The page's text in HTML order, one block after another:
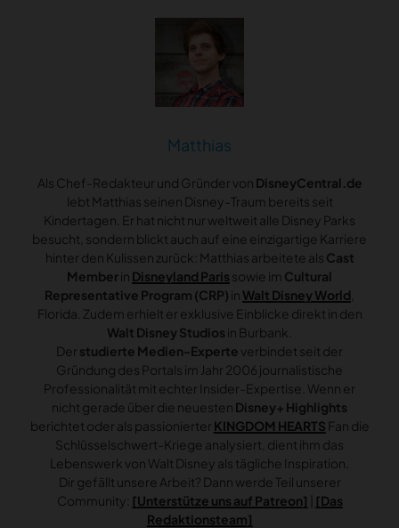
Matthias
Als Chef-Redakteur und Gründer von DisneyCentral.de
lebt Matthias seinen Disney-Traum bereits seit
Kindertagen. Er hat nicht nur weltweit alle Disney Parks
besucht, sondern blickt auch auf eine einzigartige Karriere
hinter den Kulissen zurück: Matthias arbeitete als Cast
Memberin Disneyland Paris sowie im Cultural
Representative Program (CRP) in Walt Disney World
Florida. Zudem erhielt er exklusive Einblicke direkt in den
Walt Disney Studios in Burbank.
Der studierte Medien-Experte verbindet seit der
Gründung des Portals im Jahr 2006 journalistische
Professionalität mit echter Insider-Expertise. Wenn er
nicht gerade über die neuesten Disney+ Highlights
berichtet oder als passionierter KINGDOM HEARTS Fan die
Schlüsselschwert-Kriege analysiert, dient ihm das
Lebenswerk von Walt Disney als tägliche Inspiration.
Dir gefällt unsere Arbeit? Dann werde Teil unserer
Community: [Unterstütze uns auf Patreon]
[Das
Redaktionsteam]